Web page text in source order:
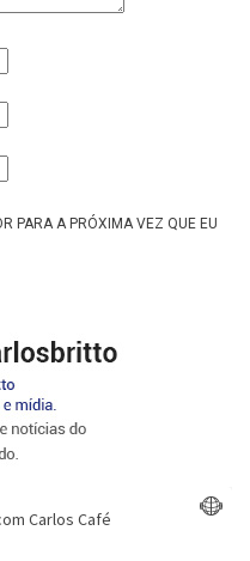
PARA A PRÓXIMA VEZ QUE EU